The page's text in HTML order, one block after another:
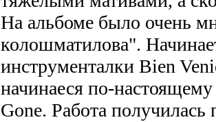
На альбоме было очень
колошматилова".
инструменталки Bien
начинаеся по-
Gone. Работа